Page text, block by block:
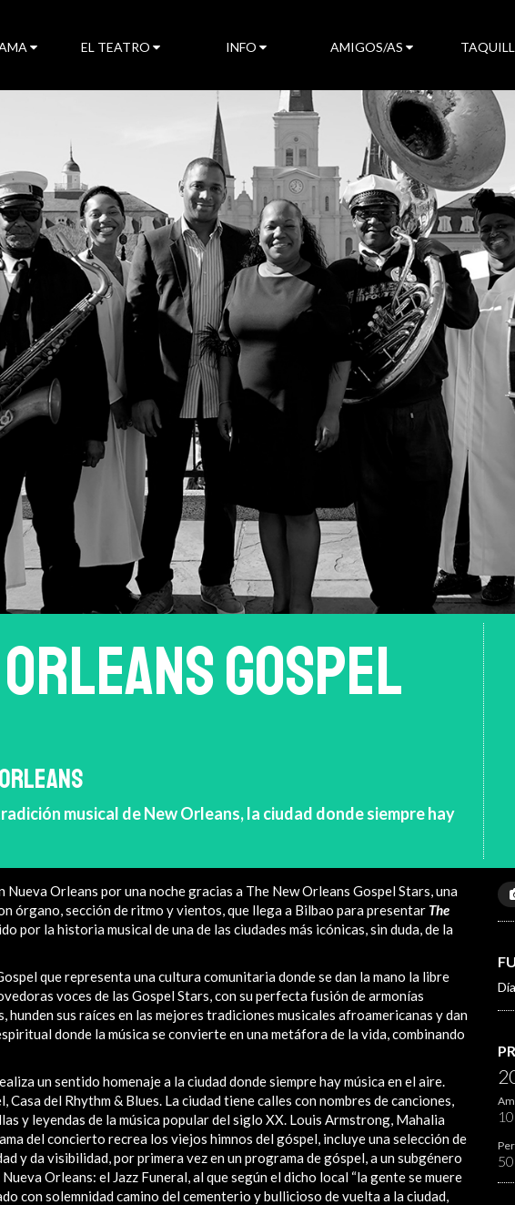
EL TEATRO INFO AMIGOS/AS
GOSPEL
musical de New Orleans, la ciudad donde siempre hay
Orleans por una noche gracias a The New Orleans Gospel Stars, una
órgano, sección de ritmo y vientos, que llega a Bilbao para presentar The
por la historia musical de una de las ciudades más icónicas, sin duda, de la
que representa una cultura comunitaria donde se dan la mano la libre
voces de las Gospel Stars, con su perfecta fusión de armonías
sus raíces en las mejores tradiciones musicales afroamericanas y dan
donde la música se convierte en una metáfora de la vida, combinando
un sentido homenaje a la ciudad donde siempre hay música en el aire.
Casa del Rhythm & Blues. La ciudad tiene calles con nombres de canciones,
y leyendas de la música popular del siglo XX. Louis Armstrong, Mahalia
del concierto recrea los viejos himnos del góspel, incluye una selección de
y da visibilidad, por primera vez en un programa de góspel, a un subgénero
Orleans: el Jazz Funeral, al que según el dicho local “la gente se muere
con solemnidad camino del cementerio y bullicioso de vuelta a la ciudad,